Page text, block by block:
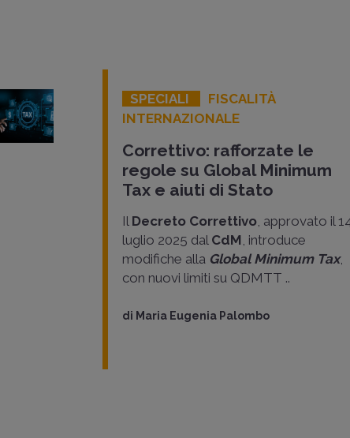
SPECIALI
FISCALITÀ
INTERNAZIONALE
Correttivo: rafforzate le
regole su Global Minimum
Tax e aiuti di Stato
Il Decreto Correttivo , approvato il
luglio 2025 dal CdM , introduce
modifiche alla Global Minimum Tax,
con nuovi limiti su QDMTT ..
di Maria Eugenia Palombo